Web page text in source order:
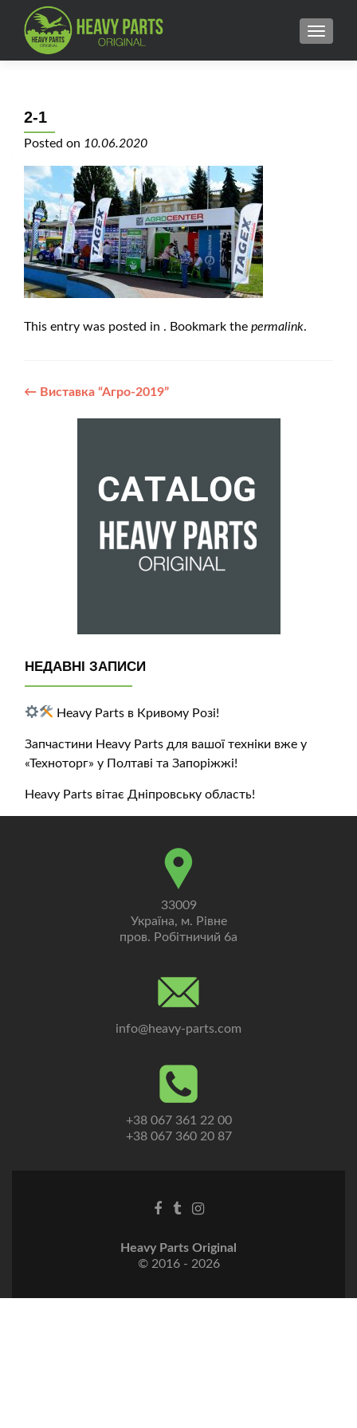
MENU
2-1
Posted on 10.06.2020
This entry was posted in . Bookmark the permalink.
Post
navigation
← Виставка “Агро-2019”
НЕДАВНІ ЗАПИСИ
Heavy Parts в Кривому Розі!
Запчастини Heavy Parts для вашої техніки вже у
«Техноторг» у Полтаві та Запоріжжі!
Heavy Parts вітає Дніпровську область!
33009
Україна, м. Рівне
пров. Робітничий 6а
info@heavy-parts.com
+38 067 361 22 00
+38 067 360 20 87
Heavy Parts Original
© 2016 - 2026